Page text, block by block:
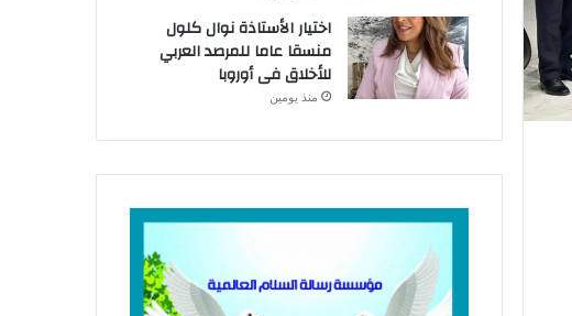
اختيار الأستاذة نوال كلول
منسقا عاما للمرصد العربي
للأخلاق فى أوروبا
منذ يومين